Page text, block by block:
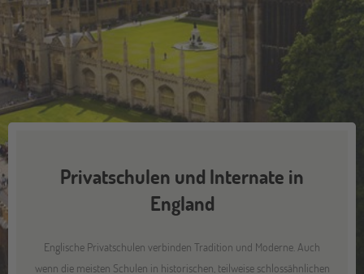
Privatschulen und Internate in
England
Englische Privatschulen verbinden Tradition und Moderne. Auch
wenn die meisten Schulen in historischen, teilweise schlossähnlichen